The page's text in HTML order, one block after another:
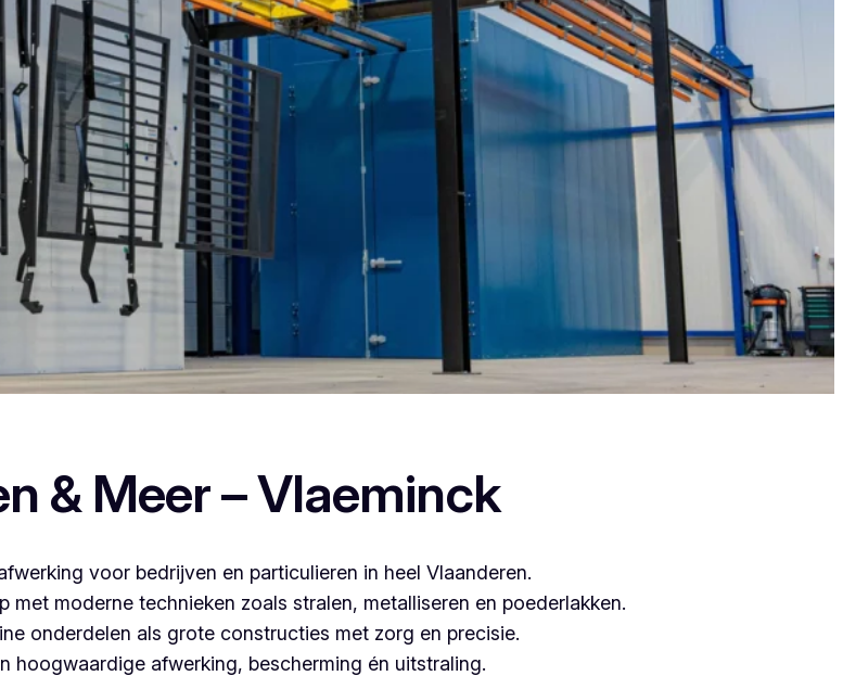
& Meer – Vlaeminck
voor bedrijven en particulieren in heel Vlaanderen.
met moderne technieken zoals stralen, metalliseren en poederlakken.
onderdelen als grote constructies met zorg en precisie.
hoogwaardige afwerking, bescherming én uitstraling.